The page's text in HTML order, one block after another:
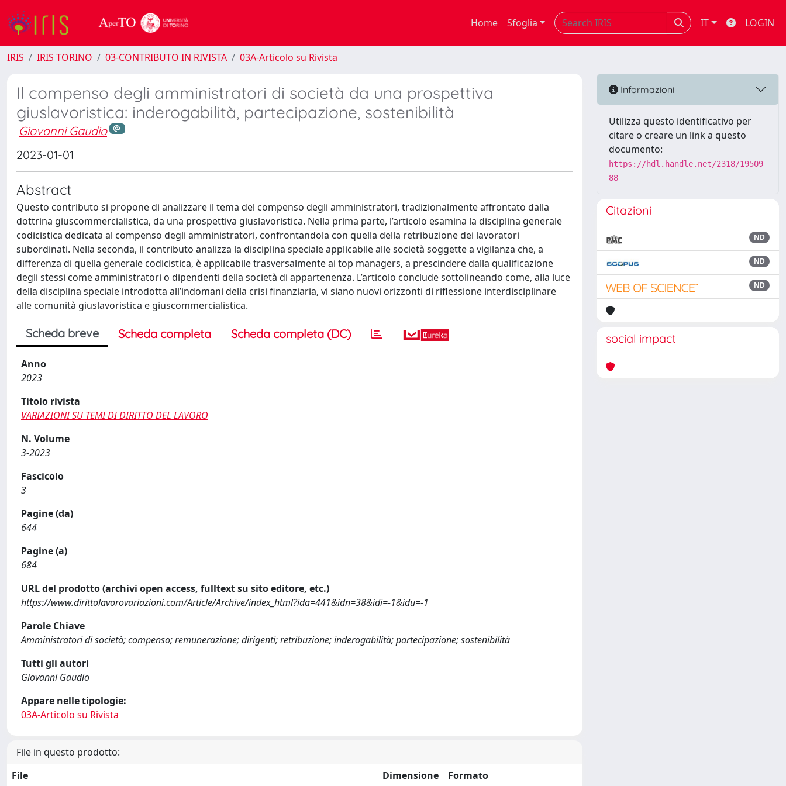
Home Sfoglia IT LOGIN
IRIS IRIS TORINO 03-CONTRIBUTO IN RIVISTA 03A-Articolo su Rivista
Il compenso degli amministratori di società da una prospettiva
giuslavoristica: inderogabilità, partecipazione, sostenibilità
Giovanni Gaudio
2023-01-01
Abstract
Questo contributo si propone di analizzare il tema del compenso degli amministratori, tradizionalmente affrontato dalla
dottrina giuscommercialistica, da una prospettiva giuslavoristica. Nella prima parte, l’articolo esamina la disciplina generale
codicistica dedicata al compenso degli amministratori, confrontandola con quella della retribuzione dei lavoratori
subordinati. Nella seconda, il contributo analizza la disciplina speciale applicabile alle società soggette a vigilanza che, a
differenza di quella generale codicistica, è applicabile trasversalmente ai top managers, a prescindere dalla qualificazione
degli stessi come amministratori o dipendenti della società di appartenenza. L’articolo conclude sottolineando come, alla luce
della disciplina speciale introdotta all’indomani della crisi finanziaria, vi siano nuovi orizzonti di riflessione interdisciplinare
alle comunità giuslavoristica e giuscommercialistica.
Scheda breve Scheda completa Scheda completa (DC)
Anno
2023
Titolo rivista
VARIAZIONI SU TEMI DI DIRITTO DEL LAVORO
N. Volume
3-2023
Fascicolo
3
Pagine (da)
644
Pagine (a)
684
URL del prodotto (archivi open access, fulltext su sito editore, etc.)
https://www.dirittolavorovariazioni.com/Article/Archive/index_html?ida=441&idn=38&idi=-1&idu=-1
Parole Chiave
Amministratori di società; compenso; remunerazione; dirigenti; retribuzione; inderogabilità; partecipazione; sostenibilità
Tutti gli autori
Giovanni Gaudio
Appare nelle tipologie:
03A-Articolo su Rivista
File in questo prodotto:
File
Dimensione Formato
Informazioni
Utilizza questo identificativo per
citare o creare un link a questo
documento:
https://hdl.handle.net/2318/19509
88
Citazioni
ND
ND
ND
social impact